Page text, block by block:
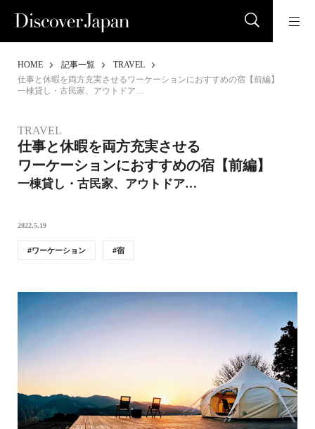
HOME 記事一覧
TRAVEL
仕事と休暇を両方充実させるワーケーションにおすすめの宿【前編】
一棟貸し・古民家、アウトドア…
TRAVEL
仕事と休暇を両方充実させる
ワーケーションにおすすめの宿【前編】
一棟貸し・古民家、アウトドア…
2022.5.19
ワーケーション 宿